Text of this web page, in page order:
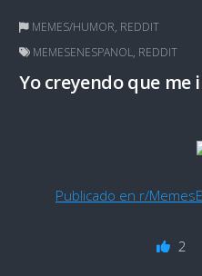
MEMES/HUMOR, REDDIT
MEMESENESPANOL, REDDIT
Yo creyendo que
Publicado en r/
2